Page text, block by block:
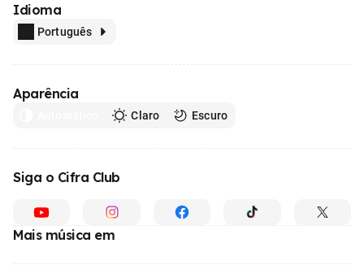
Idioma
Português
Aparência
Claro Escuro
Siga o Cifra Club
Mais música em